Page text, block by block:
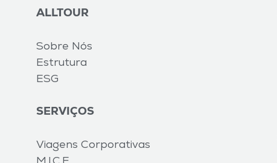
ALLTOUR
Sobre Nós
Estrutura
ESG
SERVIÇOS
Viagens Corporativas